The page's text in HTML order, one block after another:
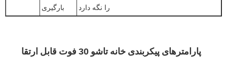
بارگیری
را نگه دارد
پارامترهای پیکربندی خانه تاشو 30 فوت قابل ارتقا